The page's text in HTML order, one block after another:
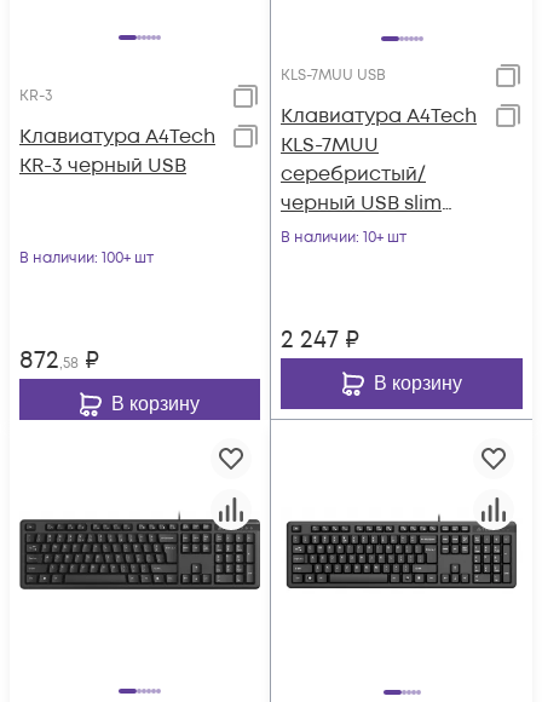
KR-3
Клавиатура A4Tech
KR-3 черный USB
В наличии: 100+ шт
872,58 ₽
В корзину
KLS-7MUU USB
Клавиатура A4Tech
KLS-7MUU
серебристый/
черный USB slim
Multimedia
В наличии: 10+ шт
2 247 ₽
В корзину